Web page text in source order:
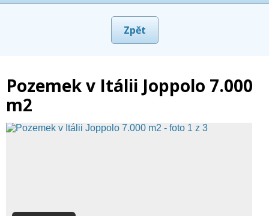
Zpět
Pozemek v Itálii Joppolo 7.000
m2